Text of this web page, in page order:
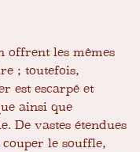
offrent les mêmes
; toutefois,
est escarpé et
ainsi que
De vastes étendues
le souffle,